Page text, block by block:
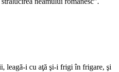
leagă-i cu aţă şi-i frigi în frigare, şi